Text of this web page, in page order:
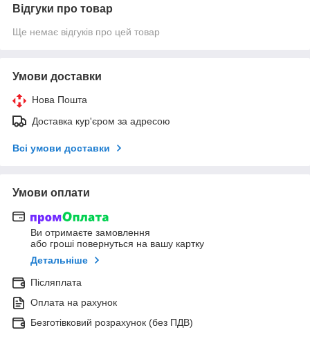
Відгуки про товар
Ще немає відгуків про цей товар
Умови доставки
Нова Пошта
Доставка кур'єром за адресою
Всі умови доставки
Умови оплати
Ви отримаєте замовлення
або гроші повернуться на вашу картку
Детальніше
Післяплата
Оплата на рахунок
Безготівковий розрахунок (без ПДВ)